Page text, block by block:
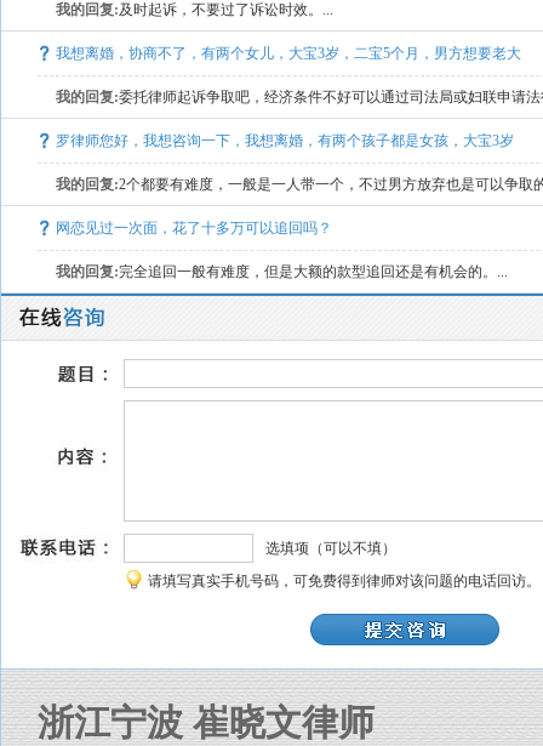
我的回复:及时起诉，不要过了诉讼时效。...
我想离婚，协商不了，有两个女儿，大宝3岁，二宝5个月，男方想要老大
我的回复:委托律师起诉争取吧，经济条件不好可以通过司法局或妇联申请
罗律师您好，我想咨询一下，我想离婚，有两个孩子都是女孩，大宝3岁
我的回复:2个都要有难度，一般是一人带一个，不过男方放弃也是可以争取
网恋见过一次面，花了十多万可以追回吗？
我的回复:完全追回一般有难度，但是大额的款型追回还是有机会的。...
选填项（可以不填）
请填写真实手机号码，可免费得到律师对该问题的电话回访。
浙江宁波 崔晓文律师